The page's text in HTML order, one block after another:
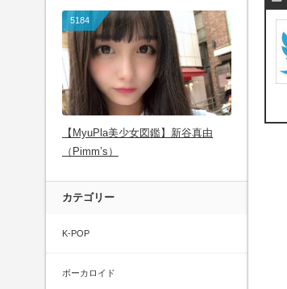
5184
【MyuPla美少女図鑑】新谷真由
（Pimm’s）
カテゴリー
K-POP
ボーカロイド